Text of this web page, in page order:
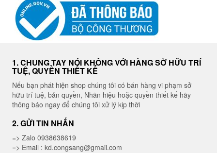
1. CHUNG TAY NÓI KHÔNG VỚI HÀNG SỞ HỮU TRÍ
TUỆ, QUYỀN THIẾT KẾ
Nếu bạn phát hiện shop chúng tôi có bán hàng vi phạm sở
hữu trí tuệ, bản quyền, Nhãn hiệu hoặc quyền thiết kế hãy
thông báo ngay để chúng tôi xử lý kịp thời
2. GỬI TIN NHẮN
=> Zalo 0938638619
=> Email : kd.congsang@gmail.com